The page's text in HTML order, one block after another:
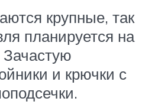
крупные, так
планируется на
и крючки с